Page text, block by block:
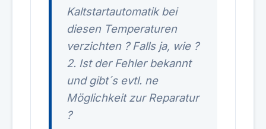
Kaltstartautomatik bei
diesen Temperaturen
verzichten ? Falls ja, wie ?
2. Ist der Fehler bekannt
und gibt´s evtl. ne
Möglichkeit zur Reparatur
?